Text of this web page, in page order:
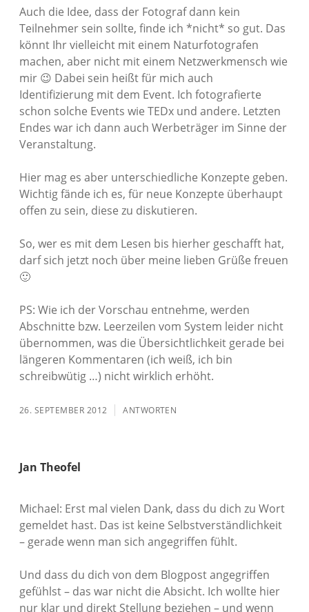
Auch die Idee, dass der Fotograf dann kein
Teilnehmer sein sollte, finde ich *nicht* so gut. Das
könnt Ihr vielleicht mit einem Naturfotografen
machen, aber nicht mit einem Netzwerkmensch wie
mir 😉 Dabei sein heißt für mich auch
Identifizierung mit dem Event. Ich fotografierte
schon solche Events wie TEDx und andere. Letzten
Endes war ich dann auch Werbeträger im Sinne der
Veranstaltung.
Hier mag es aber unterschiedliche Konzepte geben.
Wichtig fände ich es, für neue Konzepte überhaupt
offen zu sein, diese zu diskutieren.
So, wer es mit dem Lesen bis hierher geschafft hat,
darf sich jetzt noch über meine lieben Grüße freuen
🙂
PS: Wie ich der Vorschau entnehme, werden
Abschnitte bzw. Leerzeilen vom System leider nicht
übernommen, was die Übersichtlichkeit gerade bei
längeren Kommentaren (ich weiß, ich bin
schreibwütig …) nicht wirklich erhöht.
26. SEPTEMBER 2012 ANTWORTEN
Jan Theofel
Michael: Erst mal vielen Dank, dass du dich zu Wort
gemeldet hast. Das ist keine Selbstverständlichkeit
– gerade wenn man sich angegriffen fühlt.
Und dass du dich von dem Blogpost angegriffen
gefühlst – das war nicht die Absicht. Ich wollte hier
nur klar und direkt Stellung beziehen – und wenn